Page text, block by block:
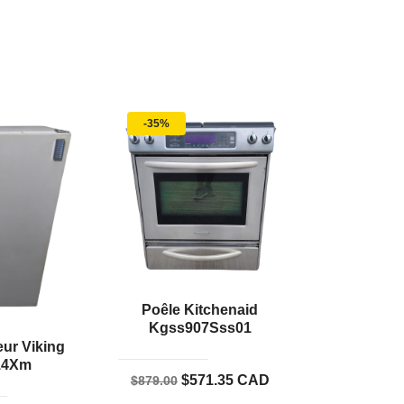
Viking
-35%
Poêle Kitchenaid
Kgss907Sss01
$879.00 Le
$571.35Le
CAD